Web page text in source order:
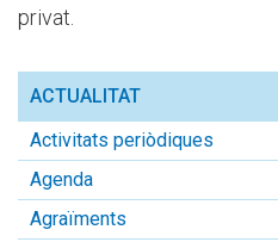
privat.
ACTUALITAT
Activitats periòdiques
Agenda
Agraïments